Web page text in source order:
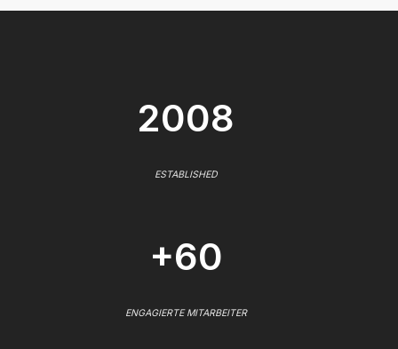
2008
ESTABLISHED
+60
ENGAGIERTE MITARBEITER